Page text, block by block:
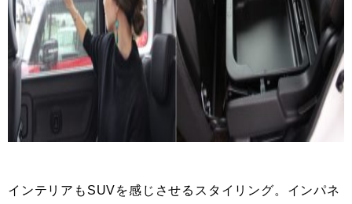
インテリアもSUVを感じさせるスタイリング。インパネ